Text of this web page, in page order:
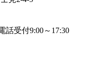
話受付9:00～17:30